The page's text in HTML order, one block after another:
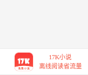
17K小说
离线阅读省流量